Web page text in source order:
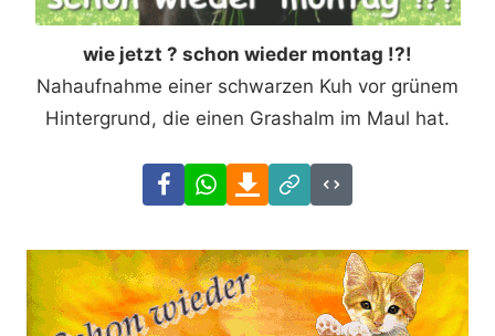
wie jetzt ? schon wieder montag !?!
Nahaufnahme einer schwarzen Kuh vor grünem
Hintergrund, die einen Grashalm im Maul hat.
FacebookWhatsAppDownload
Link
Code